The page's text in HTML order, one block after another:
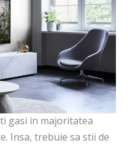
gasi in majoritatea
Insa, trebuie sa stii de